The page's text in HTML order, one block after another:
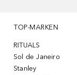
TOP-MARKEN
RITUALS
Sol de Janeiro
Stanley